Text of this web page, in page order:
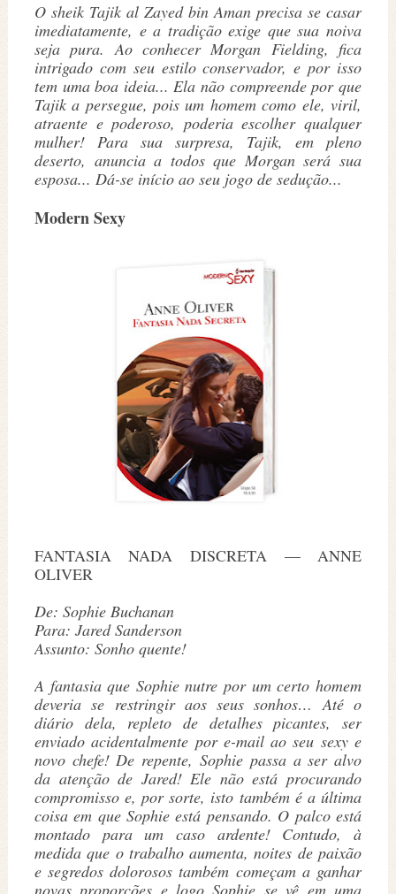
O sheik Tajik al Zayed bin Aman precisa se casar
imediatamente, e a tradição exige que sua noiva
seja pura. Ao conhecer Morgan Fielding, fica
intrigado com seu estilo conservador, e por isso
tem uma boa ideia... Ela não compreende por que
Tajik a persegue, pois um homem como ele, viril,
atraente e poderoso, poderia escolher qualquer
mulher! Para sua surpresa, Tajik, em pleno
deserto, anuncia a todos que Morgan será sua
esposa... Dá-se início ao seu jogo de sedução...
Modern Sexy
FANTASIA NADA DISCRETA — ANNE
OLIVER
De: Sophie Buchanan
Para: Jared Sanderson
Assunto: Sonho quente!
A fantasia que Sophie nutre por um certo homem
deveria se restringir aos seus sonhos… Até o
diário dela, repleto de detalhes picantes, ser
enviado acidentalmente por e-mail ao seu sexy e
novo chefe! De repente, Sophie passa a ser alvo
da atenção de Jared! Ele não está procurando
compromisso e, por sorte, isto também é a última
coisa em que Sophie está pensando. O palco está
montado para um caso ardente! Contudo, à
medida que o trabalho aumenta, noites de paixão
e segredos dolorosos também começam a ganhar
novas proporções e logo Sophie se vê em uma